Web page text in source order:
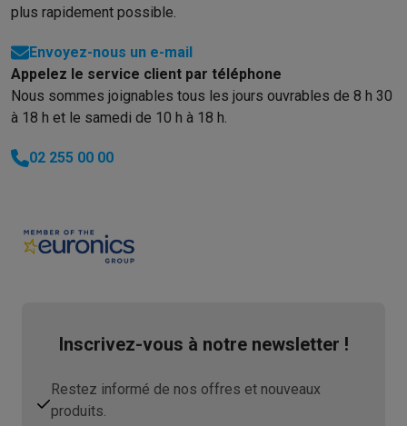
plus rapidement possible.
Envoyez-nous un e-mail
Appelez le service client par téléphone
Nous sommes joignables tous les jours ouvrables de 8 h 30
à 18 h et le samedi de 10 h à 18 h.
02 255 00 00
Inscrivez-vous à notre newsletter !
Restez informé de nos offres et nouveaux
produits.